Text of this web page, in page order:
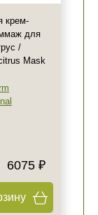
крем-
для
/
Mask
6075 ₽